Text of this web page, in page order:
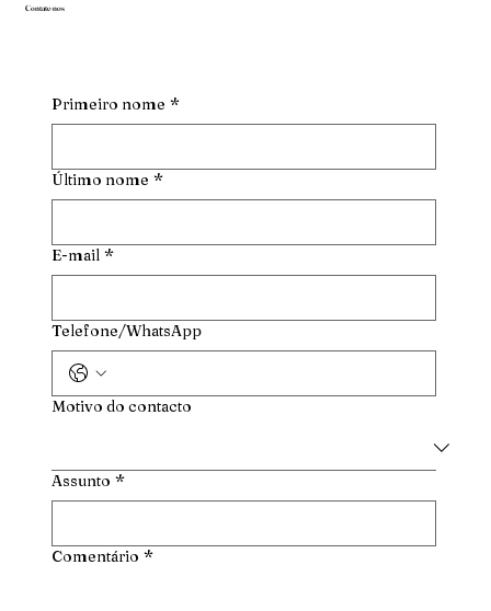
Contate-nos
Primeiro nome *
Último nome *
E-mail *
Telefone/WhatsApp
Motivo do contacto
Assunto *
Comentário *